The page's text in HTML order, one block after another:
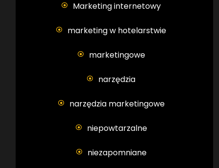
Marketing internetowy
marketing w hotelarstwie
marketingowe
narzędzia
narzędzia marketingowe
niepowtarzalne
niezapomniane